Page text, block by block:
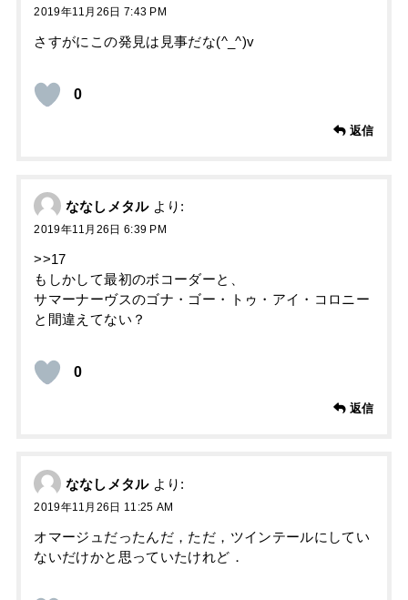
2019年11月26日 7:43 PM
さすがにこの発見は見事だな(^_^)v
0
返信
ななしメタル より:
2019年11月26日 6:39 PM
>>17
もしかして最初のボコーダーと、
サマーナーヴスのゴナ・ゴー・トゥ・アイ・コロニー
と間違えてない？
0
返信
ななしメタル より:
2019年11月26日 11:25 AM
オマージュだったんだ，ただ，ツインテールにしてい
ないだけかと思っていたけれど．